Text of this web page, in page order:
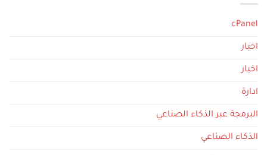
cPanel
اخبار
اخبار
ادارة
البرمجة عبر الذكاء الصناعي
الذكاء الصناعي